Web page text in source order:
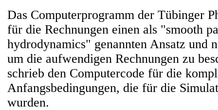
Das Computerprogramm der Tübinger
für die Rechnungen einen als "smooth
hydrodynamics" genannten Ansatz und
um die aufwendigen Rechnungen zu
schrieb den Computercode für die
Anfangsbedingungen, die für die
wurden.